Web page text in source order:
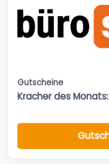
Gutscheine
Kracher des